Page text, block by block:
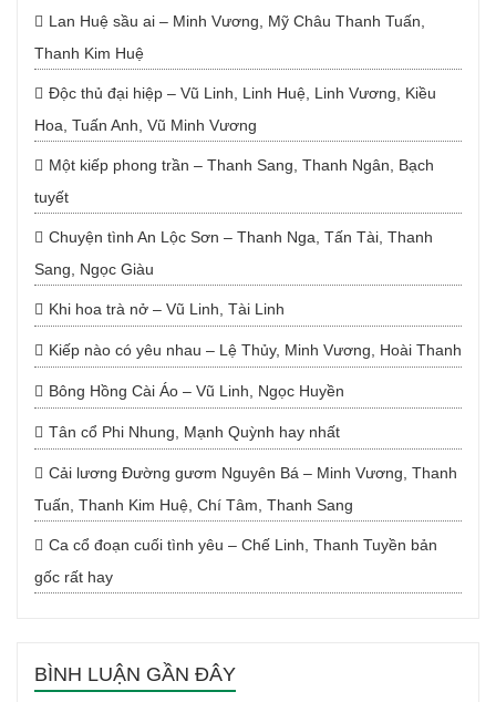
Lan Huệ sầu ai – Minh Vương, Mỹ Châu Thanh Tuấn,
Thanh Kim Huệ
Độc thủ đại hiệp – Vũ Linh, Linh Huệ, Linh Vương, Kiều
Hoa, Tuấn Anh, Vũ Minh Vương
Một kiếp phong trần – Thanh Sang, Thanh Ngân, Bạch
tuyết
Chuyện tình An Lộc Sơn – Thanh Nga, Tấn Tài, Thanh
Sang, Ngọc Giàu
Khi hoa trà nở – Vũ Linh, Tài Linh
Kiếp nào có yêu nhau – Lệ Thủy, Minh Vương, Hoài Thanh
Bông Hồng Cài Áo – Vũ Linh, Ngọc Huyền
Tân cổ Phi Nhung, Mạnh Quỳnh hay nhất
Cải lương Đường gươm Nguyên Bá – Minh Vương, Thanh
Tuấn, Thanh Kim Huệ, Chí Tâm, Thanh Sang
Ca cổ đoạn cuối tình yêu – Chế Linh, Thanh Tuyền bản
gốc rất hay
BÌNH LUẬN GẦN ĐÂY